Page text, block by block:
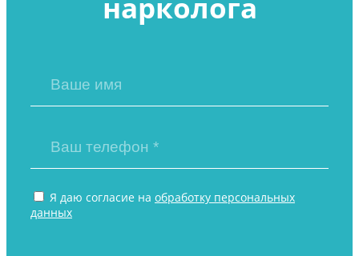
Я даю согласие на обработку персональных
данных